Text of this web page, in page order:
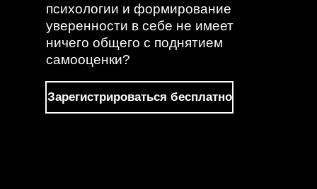
психологии и формирование
уверенности в себе не имеет
ничего общего с поднятием
самооценки?
Зарегистрироваться бесплатно